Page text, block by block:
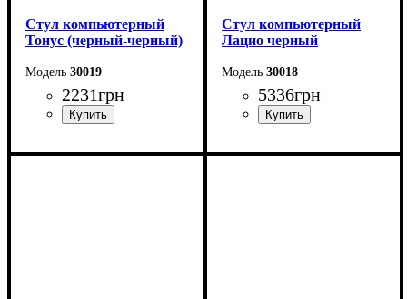
Стул компьютерный
Тонус (черный-черный)
30019
2231грн
Стул компьютерный
Лацио черный
30018
5336грн